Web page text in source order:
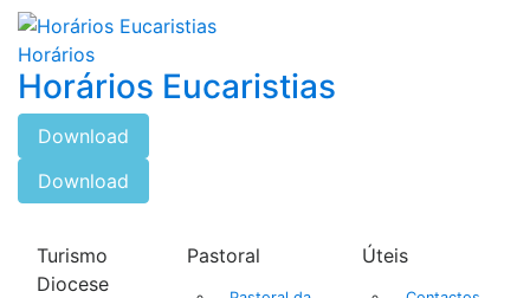
Horários
Horários Eucaristias
Download
Download
Turismo
Diocese
Pastoral Úteis